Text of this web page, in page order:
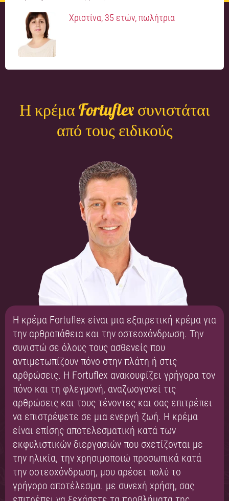
Χριστίνα, 35 ετών, πωλήτρια
Η κρέμα Fortuflex συνιστάται
από τους ειδικούς
Η κρέμα Fortuflex είναι μια εξαιρετική κρέμα για
την αρθροπάθεια και την οστεοχόνδρωση. Την
συνιστώ σε όλους τους ασθενείς που
αντιμετωπίζουν πόνο στην πλάτη ή στις
αρθρώσεις. Η Fortuflex ανακουφίζει γρήγορα τον
πόνο και τη φλεγμονή, αναζωογονεί τις
αρθρώσεις και τους τένοντες και σας επιτρέπει
να επιστρέψετε σε μια ενεργή ζωή. Η κρέμα
είναι επίσης αποτελεσματική κατά των
εκφυλιστικών διεργασιών που σχετίζονται με
την ηλικία, την χρησιμοποιώ προσωπικά κατά
την οστεοχόνδρωση, μου αρέσει πολύ το
γρήγορο αποτέλεσμα. με συνεχή χρήση, σας